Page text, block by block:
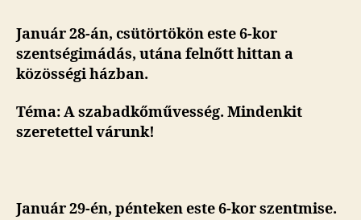
Január 28-án, csütörtökön este 6-kor
szentségimádás, utána felnőtt hittan a
közösségi házban.
Téma: A szabadkőművesség. Mindenkit
szeretettel várunk!
Január 29-én, pénteken este 6-kor szentmise.